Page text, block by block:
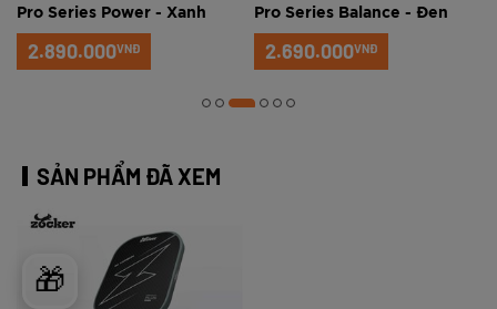
🎁
Pro Series Power - Xanh
ngọc
2.890.000VNĐ
Pro Series Balance - Đen
2.690.000VNĐ
SẢN PHẨM ĐÃ XEM